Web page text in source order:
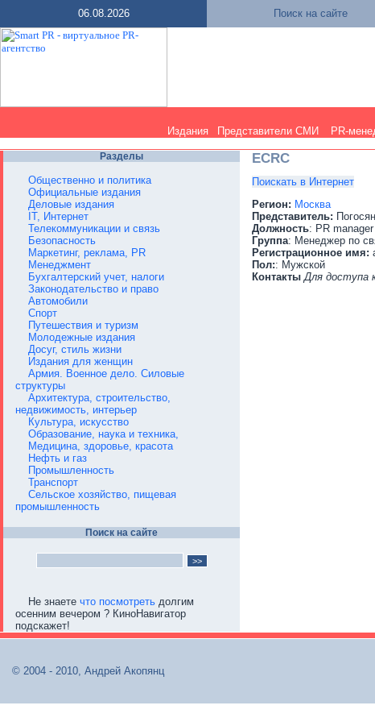
06.08.2026 Поиск на сайте
Издания Представители СМИ PR-
Разделы
Общественно и политика
Официальные издания
Деловые издания
IT, Интернет
Телекоммуникации и связь
Безопасность
Маркетинг, реклама, PR
Менеджмент
Бухгалтерский учет, налоги
Законодательство и право
Автомобили
Спорт
Путешествия и туризм
Молодежные издания
Досуг, стиль жизни
Издания для женщин
Армия. Военное дело. Силовые
структуры
Архитектура, строительство,
недвижимость, интерьер
Культура, искусство
Образование, наука и техника,
Медицина, здоровье, красота
Нефть и газ
Промышленность
Транспорт
Сельское хозяйство, пищевая
промышленность
Поиск на сайте
Не знаете что посмотреть долгим
осенним вечером ? КиноНавигатор
подскажет!
ECRC
Поискать в Интернет
Регион: Москва
Представитель:
Должность: PR manager
Группа: Менеджер по
Регистрационное имя:
Пол:: Мужской
Контакты Для доступа
© 2004 - 2010, Андрей Акопянц